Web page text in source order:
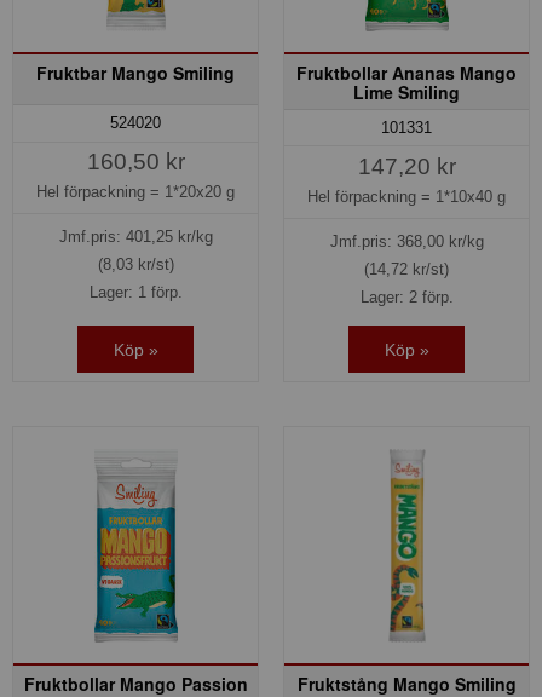
Fruktbar Mango Smiling
524020
160,50 kr
Hel förpackning = 1*20x20 g
Jmf.pris: 401,25kr/kg
(8,03 kr/st)
Lager: 1 förp.
Köp »
Fruktbollar Ananas Mango
Lime Smiling
101331
147,20 kr
Hel förpackning = 1*10x40 g
Jmf.pris: 368,00kr/kg
(14,72 kr/st)
Lager: 2 förp.
Köp »
Fruktbollar Mango Passion
Fruktstång Mango Smiling